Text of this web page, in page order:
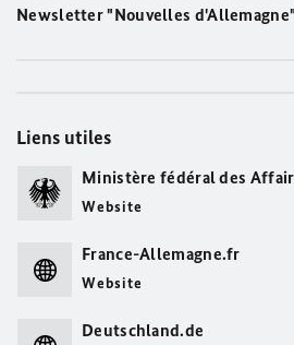
Newsletter "Nouvelles d'Allemagne"
Liens utiles
Ministère fédéral des
Website
France-Allemagne.fr
Website
Deutschland.de